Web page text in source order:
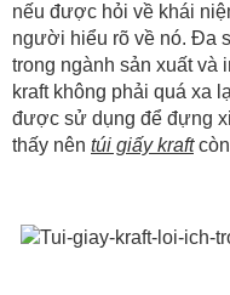
nếu được hỏi về khái
người hiểu rõ về nó. Đa
trong ngành sản xuất và
kraft không phải quá xa
được sử dụng để đựng
thấy nên túi giấy kraftcòn